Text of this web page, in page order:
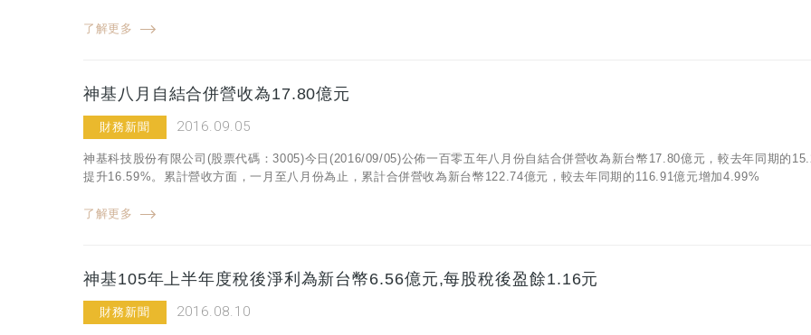
了解更多
神基八月自結合併營收為17.80億元
財務新聞 2016.09.05
神基科技股份有限公司(股票代碼：3005)今日(2016/09/05)公佈一百零五年八月份自結合併營收為新台幣17.80億元，較去年同期的
提升16.59%。累計營收方面，一月至八月份為止，累計合併營收為新台幣122.74億元，較去年同期的116.91億元增加4.99%
了解更多
神基105年上半年度稅後淨利為新台幣6.56億元,每股稅後盈餘1.16元
財務新聞 2016.08.10